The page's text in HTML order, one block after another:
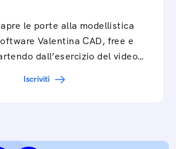
le porte alla modellistica
Valentina CAD, free e
dall’esercizio del video…
Iscriviti